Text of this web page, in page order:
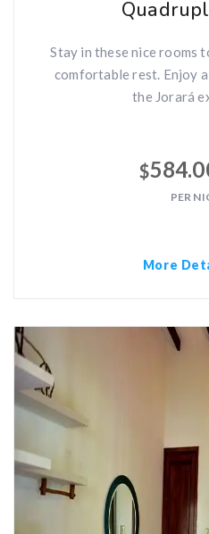
Stay in these nice rooms
comfortable rest. Enjoy
the Jorará
$
PER
More